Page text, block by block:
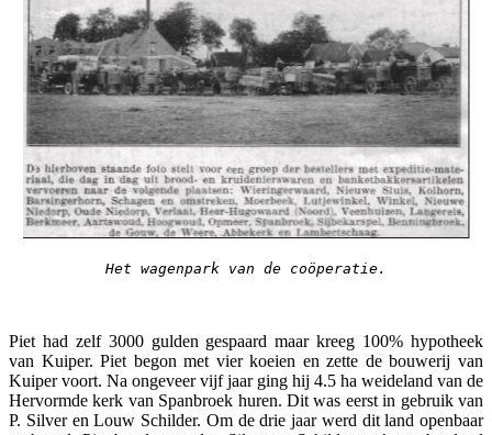
Het wagenpark van de coöperatie.
Piet had zelf 3000 gulden gespaard maar kreeg 100% hypotheek
van Kuiper. Piet begon met vier koeien en zette de bouwerij van
Kuiper voort. Na ongeveer vijf jaar ging hij 4.5 ha weideland van de
Hervormde kerk van Spanbroek huren. Dit was eerst in gebruik van
P. Silver en Louw Schilder. Om de drie jaar werd dit land openbaar